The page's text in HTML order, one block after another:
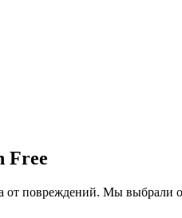
Free
от повреждений. Мы